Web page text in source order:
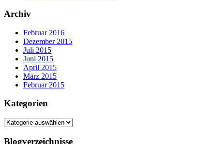
Archiv
Februar 2016
Dezember 2015
Juli 2015
Juni 2015
April 2015
März 2015
Februar 2015
Kategorien
Kategorien
Blogverzeichnisse